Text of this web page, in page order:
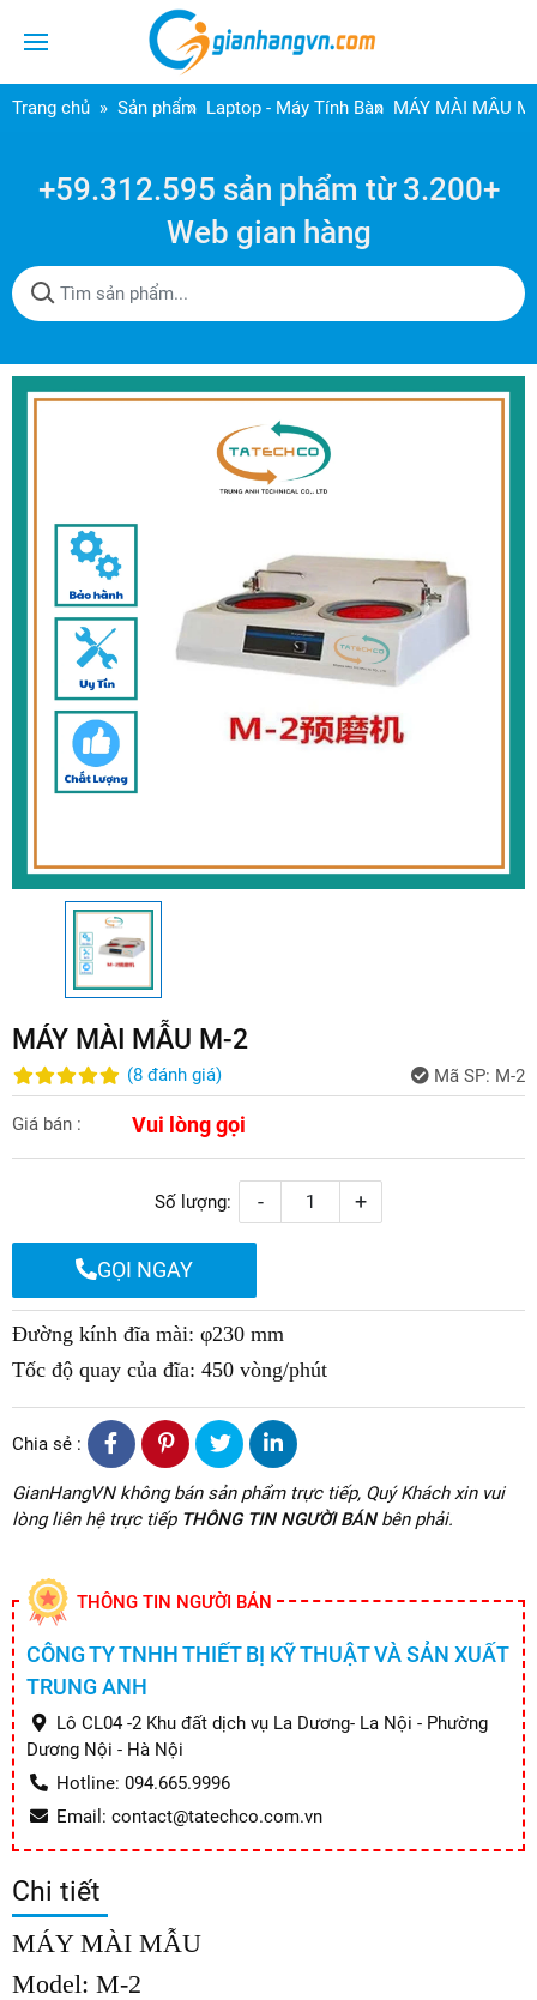
Trang chủ Sản phẩm Laptop - Máy Tính Bàn MÁY MÀI MẪU
+59.312.595 sản phẩm từ 3.200+
Web gian hàng
MÁY MÀI MẪU M-2
(8 đánh giá) Mã SP: M-2
Giá bán : Vui lòng gọi
Số lượng: - +
GỌI NGAY
Đường kính đĩa mài: φ230 mm
Tốc độ quay của đĩa: 450 vòng/phút
Chia sẻ :
GianHangVN không bán sản phẩm trực tiếp, Quý Khách xin vui
lòng liên hệ trực tiếp THÔNG TIN NGƯỜI BÁNbên phải.
THÔNG TIN NGƯỜI BÁN
CÔNG TY TNHH THIẾT BỊ KỸ THUẬT VÀ SẢN XUẤT
TRUNG ANH
Lô CL04 -2 Khu đất dịch vụ La Dương- La Nội - Phường
Dương Nội - Hà Nội
Hotline: 094.665.9996
Email: contact@tatechco.com.vn
Chi tiết
MÁY MÀI MẪU
Model: M-2